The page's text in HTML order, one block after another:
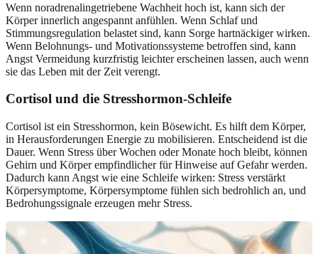
Wenn noradrenalingetriebene Wachheit hoch ist, kann sich der
Körper innerlich angespannt anfühlen. Wenn Schlaf und
Stimmungsregulation belastet sind, kann Sorge hartnäckiger wirken.
Wenn Belohnungs- und Motivationssysteme betroffen sind, kann
Angst Vermeidung kurzfristig leichter erscheinen lassen, auch wenn
sie das Leben mit der Zeit verengt.
Cortisol und die Stresshormon-Schleife
Cortisol ist ein Stresshormon, kein Bösewicht. Es hilft dem Körper,
in Herausforderungen Energie zu mobilisieren. Entscheidend ist die
Dauer. Wenn Stress über Wochen oder Monate hoch bleibt, können
Gehirn und Körper empfindlicher für Hinweise auf Gefahr werden.
Dadurch kann Angst wie eine Schleife wirken: Stress verstärkt
Körpersymptome, Körpersymptome fühlen sich bedrohlich an, und
Bedrohungssignale erzeugen mehr Stress.